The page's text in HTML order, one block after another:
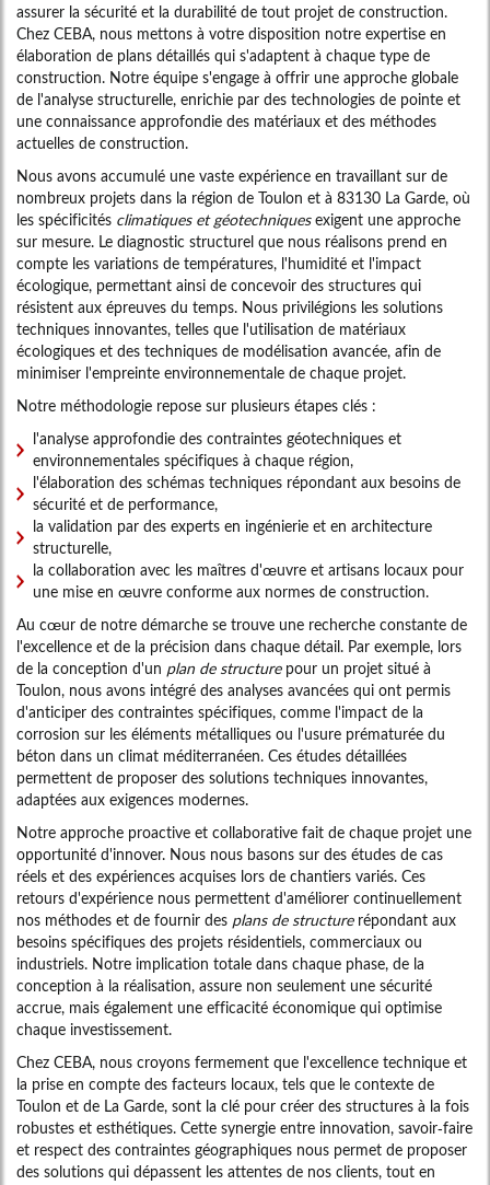
assurer la sécurité et la durabilité de tout projet de construction.
Chez CEBA, nous mettons à votre disposition notre expertise en
élaboration de plans détaillés qui s'adaptent à chaque type de
construction. Notre équipe s'engage à offrir une approche globale
de l'analyse structurelle, enrichie par des technologies de pointe et
une connaissance approfondie des matériaux et des méthodes
actuelles de construction.
Nous avons accumulé une vaste expérience en travaillant sur de
nombreux projets dans la région de Toulon et à 83130 La Garde, où
les spécificités climatiques et géotechniquesexigent une approche
sur mesure. Le diagnostic structurel que nous réalisons prend en
compte les variations de températures, l'humidité et l'impact
écologique, permettant ainsi de concevoir des structures qui
résistent aux épreuves du temps. Nous privilégions les solutions
techniques innovantes, telles que l'utilisation de matériaux
écologiques et des techniques de modélisation avancée, afin de
minimiser l'empreinte environnementale de chaque projet.
Notre méthodologie repose sur plusieurs étapes clés :
l'analyse approfondie des contraintes géotechniques et
environnementales spécifiques à chaque région,
l'élaboration des schémas techniques répondant aux besoins de
sécurité et de performance,
la validation par des experts en ingénierie et en architecture
structurelle,
la collaboration avec les maîtres d'œuvre et artisans locaux pour
une mise en œuvre conforme aux normes de construction.
Au cœur de notre démarche se trouve une recherche constante de
l'excellence et de la précision dans chaque détail. Par exemple, lors
de la conception d'un plan de structurepour un projet situé à
Toulon, nous avons intégré des analyses avancées qui ont permis
d'anticiper des contraintes spécifiques, comme l'impact de la
corrosion sur les éléments métalliques ou l'usure prématurée du
béton dans un climat méditerranéen. Ces études détaillées
permettent de proposer des solutions techniques innovantes,
adaptées aux exigences modernes.
Notre approche proactive et collaborative fait de chaque projet une
opportunité d'innover. Nous nous basons sur des études de cas
réels et des expériences acquises lors de chantiers variés. Ces
retours d'expérience nous permettent d'améliorer continuellement
nos méthodes et de fournir des plans de structurerépondant aux
besoins spécifiques des projets résidentiels, commerciaux ou
industriels. Notre implication totale dans chaque phase, de la
conception à la réalisation, assure non seulement une sécurité
accrue, mais également une efficacité économique qui optimise
chaque investissement.
Chez CEBA, nous croyons fermement que l'excellence technique et
la prise en compte des facteurs locaux, tels que le contexte de
Toulon et de La Garde, sont la clé pour créer des structures à la fois
robustes et esthétiques. Cette synergie entre innovation, savoir-faire
et respect des contraintes géographiques nous permet de proposer
des solutions qui dépassent les attentes de nos clients, tout en